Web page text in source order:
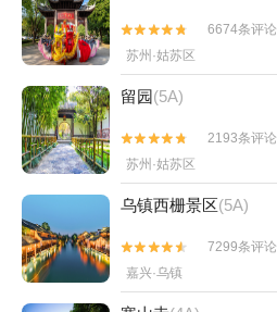


6674条评论
苏州·姑苏区
留园(5A)


2193条评论
苏州·姑苏区
乌镇西栅景区(5A)


7299条评论
嘉兴·乌镇